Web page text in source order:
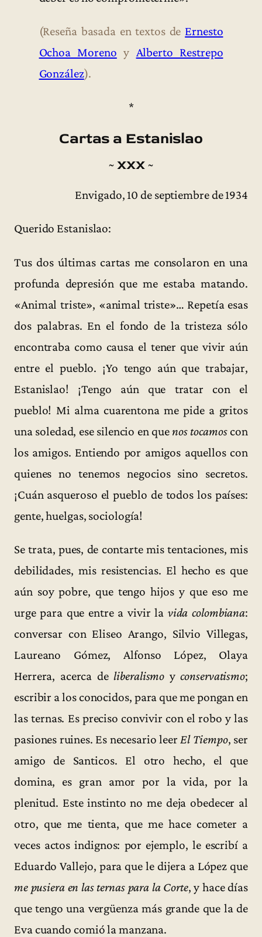
(Reseña basada en textos de Ernesto
Ochoa Moreno y Alberto Restrepo
González).
*
Cartas a Estanislao
~ XXX ~
Envigado, 10 de septiembre de 1934
Querido Estanislao:
Tus dos últimas cartas me consolaron en una
profunda depresión que me estaba matando.
«Animal triste», «animal triste»… Repetía esas
dos palabras. En el fondo de la tristeza sólo
encontraba como causa el tener que vivir aún
entre el pueblo. ¡Yo tengo aún que trabajar,
Estanislao! ¡Tengo aún que tratar con el
pueblo! Mi alma cuarentona me pide a gritos
una soledad, ese silencio en quenos tocamoscon
los amigos. Entiendo por amigos aquellos con
quienes no tenemos negocios sino secretos.
¡Cuán asqueroso el pueblo de todos los países:
gente, huelgas, sociología!
Se trata, pues, de contarte mis tentaciones, mis
debilidades, mis resistencias. El hecho es que
aún soy pobre, que tengo hijos y que eso me
urge para que entre a vivir la vida colombiana:
conversar con Eliseo Arango, Silvio Villegas,
Laureano Gómez, Alfonso López, Olaya
Herrera, acerca deliberalismo yconservatismo;
escribir a los conocidos, para que me pongan en
las ternas. Es preciso convivir con el robo y las
pasiones ruines. Es necesario leerEl Tiempo, ser
amigo de Santicos. El otro hecho, el que
domina, es gran amor por la vida, por la
plenitud. Este instinto no me deja obedecer al
otro, que me tienta, que me hace cometer a
veces actos indignos: por ejemplo, le escribí a
Eduardo Vallejo, para que le dijera a López que
me pusiera en las ternas para la Corte, y hace días
que tengo una vergüenza más grande que la de
Eva cuando comió la manzana.